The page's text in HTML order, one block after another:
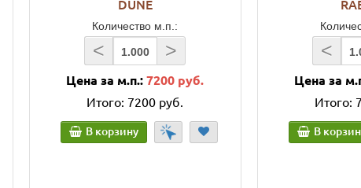
DUNE
Количество м.п.:
< >
Цена за м.п.:7200 руб.
Итого: 7200 руб.
В корзину
<
Цена за
Итого:
В